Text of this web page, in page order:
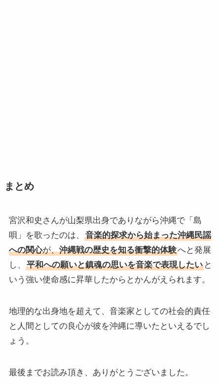
まとめ
宮沢和史さんが山梨県出身でありながら沖縄で「島
唄」を歌ったのは、
音楽的探求から始まった沖縄民謡
への関心が、沖縄戦の歴史を知る衝撃的体験へと発展
し、
平和への願いと鎮魂の思いを音楽で表現したいと
いう強い使命感に昇華したからとかんがえられます。
地理的な出身地を超えて、音楽家としての社会的責任
と人間としての良心が彼を沖縄に導いたといえるでし
ょう。
最後までお読み頂き、ありがとうございました。